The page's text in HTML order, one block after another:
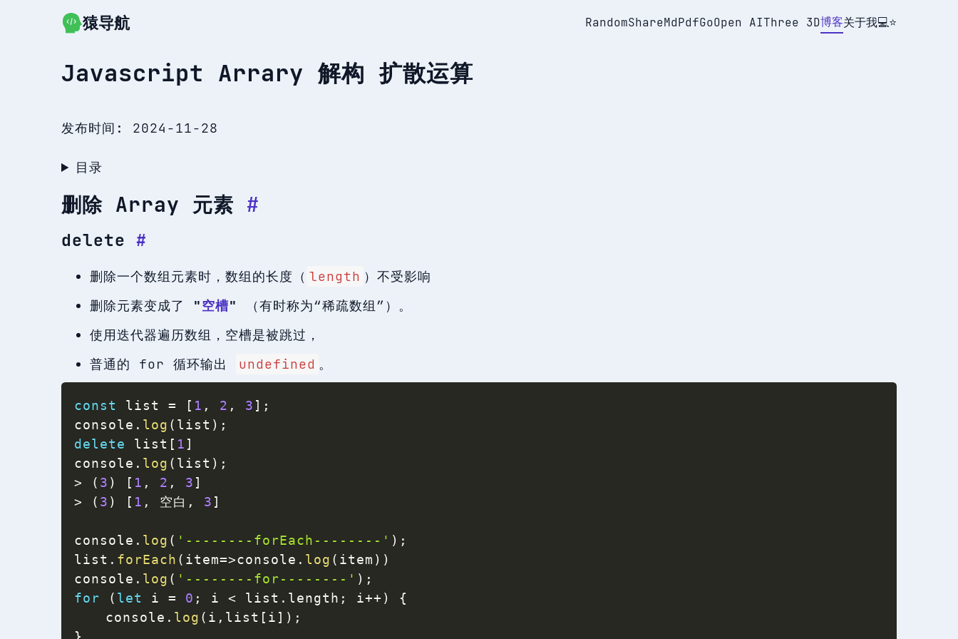
跳转到主要内容
猿导航 RandomShareMdPdfGoOpen AIThree 3D博客关于我💻⭐
Javascript Arrary 解构 扩散运算
发布时间: 2024-11-28
目录
删除 Array 元素 #
delete #
删除一个数组元素时，数组的长度（ length ）不受影响
删除元素变成了 "空槽"
（有时称为“稀疏数组”）。
使用迭代器遍历数组，空槽是被跳过，
普通的 for 循环输出
undefined 。
const list = [ 1 , 2 , 3 ] ;
console . log ( list ) ;
delete
list [ 1 ]
console . log ( list ) ;
>
( 3 ) [ 1 , 2 , 3 ]
>
( 3 ) [ 1 , 空白 , 3 ]
console . log ( '--------forEach--------' ) ;
list . forEach ( item=>console . log ( item ) )
console . log ( '--------for--------' ) ;
for
( let i = 0 ; i < list . length ; i++ )
{
	console
. log ( i , list [ i ] ) ;